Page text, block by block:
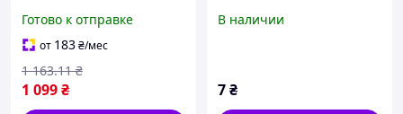
пузыри Мыльное шоу для
ребёнка 2 цвета
Подсветка
Готово к отправке
от 183₴/мес
1 099₴
1 163.11 ₴
В наличии
7₴